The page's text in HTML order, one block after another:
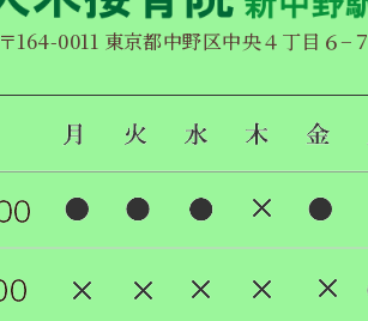
〒164-0011 東京都中野区中央４丁目６−７